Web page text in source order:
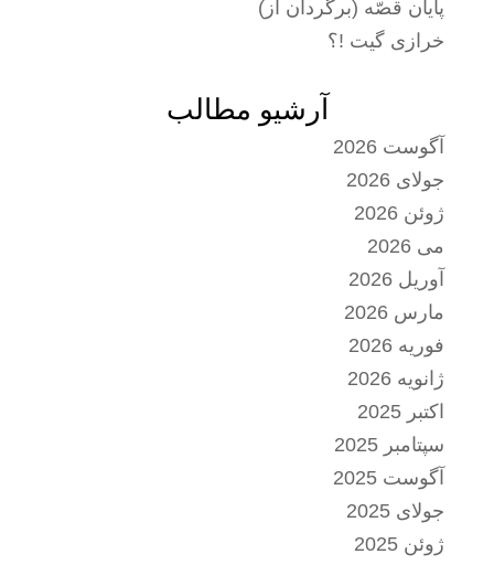
پایان قصّه (برگردان از)
خرازی گیت !؟
آرشیو مطالب
آگوست 2026
جولای 2026
ژوئن 2026
می 2026
آوریل 2026
مارس 2026
فوریه 2026
ژانویه 2026
اکتبر 2025
سپتامبر 2025
آگوست 2025
جولای 2025
ژوئن 2025